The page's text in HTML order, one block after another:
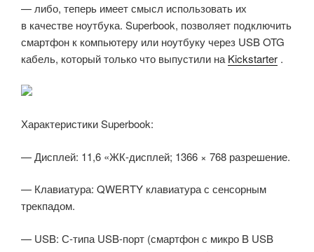
— либо, теперь имеет смысл использовать их
в качестве ноутбука. Superbook, позволяет подключить
смартфон к компьютеру или ноутбуку через USB OTG
кабель, который только что выпустили наKickstarter .
Характеристики Superbook:
— Дисплей: 11,6 «ЖК-дисплей; 1366 × 768 разрешение.
— Клавиатура: QWERTY клавиатура с сенсорным
трекпадом.
— USB: С-типа USB-порт (смартфон с микро B USB